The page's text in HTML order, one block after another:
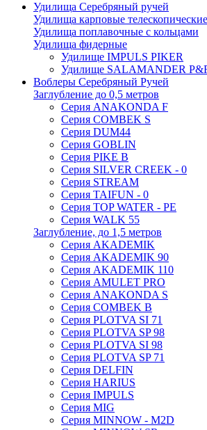
Удилища Серебряный ручей
Удилища карповые телескопические
Удилища поплавочные с кольцами
Удилища фидерные
Удилище IMPULS PIKER
Удилище SALAMANDER
Воблеры Серебряный Ручей
Заглубление до 0,5 метров
Серия ANAKONDA F
Серия COMBEK S
Серия DUM44
Серия GOBLIN
Серия PIKE B
Серия SILVER CREEK - 0
Серия STREAM
Серия TAIFUN - 0
Серия TOP WATER - PE
Серия WALK 55
Заглубление, до 1,5 метров
Серия AKADEMIK
Серия AKADEMIK 90
Серия AKADEMIK 110
Серия AMULET PRO
Серия ANAKONDA S
Серия COMBEK B
Серия PLOTVA SI 71
Серия PLOTVA SP 98
Серия PLOTVA SI 98
Серия PLOTVA SP 71
Серия DELFIN
Серия HARIUS
Серия IMPULS
Серия MIG
Серия MINNOW - M2D